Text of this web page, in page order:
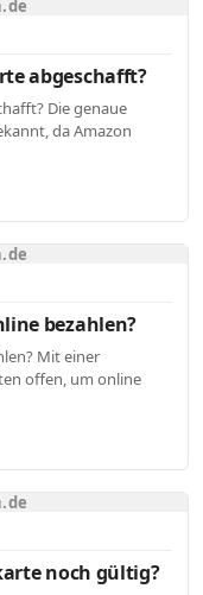
abgeschafft?
Die genaue
da Amazon
bezahlen?
Mit einer
offen, um online
noch gültig?